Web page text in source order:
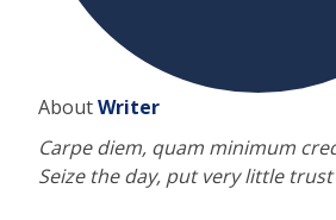
AboutWriter
Carpe diem, quam minimum
Seize the day, put very little